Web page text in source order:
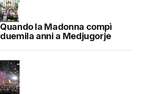
Quando la Madonna compì
duemila anni a Medjugorje